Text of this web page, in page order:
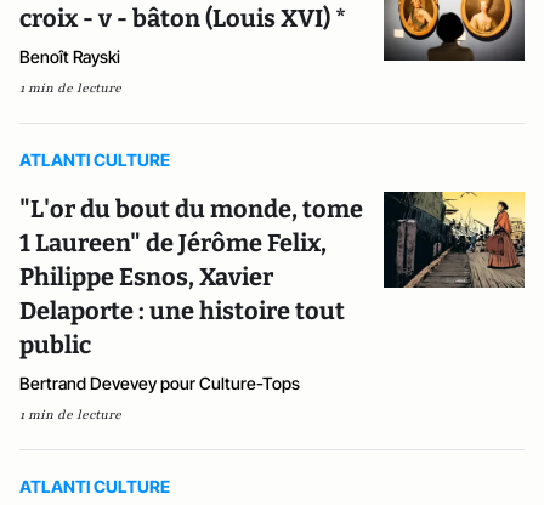
croix - v - bâton (Louis XVI) *
Benoît Rayski
1 min de lecture
ATLANTI CULTURE
"L'or du bout du monde, tome
1 Laureen" de Jérôme Felix,
Philippe Esnos, Xavier
Delaporte : une histoire tout
public
Bertrand Devevey pour Culture-Tops
1 min de lecture
ATLANTI CULTURE